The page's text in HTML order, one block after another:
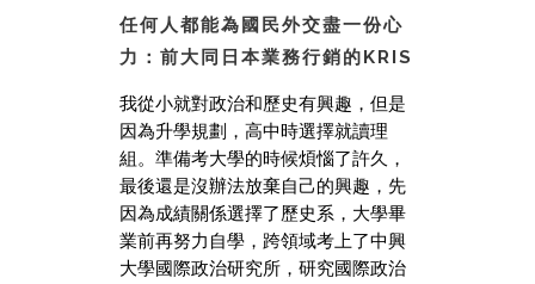
任何人都能為國民外交盡一份心
力：前大同日本業務行銷的KRIS
我從小就對政治和歷史有興趣，但是
因為升學規劃，高中時選擇就讀理
組。準備考大學的時候煩惱了許久，
最後還是沒辦法放棄自己的興趣，先
因為成績關係選擇了歷史系，大學畢
業前再努力自學，跨領域考上了中興
大學國際政治研究所，研究國際政治